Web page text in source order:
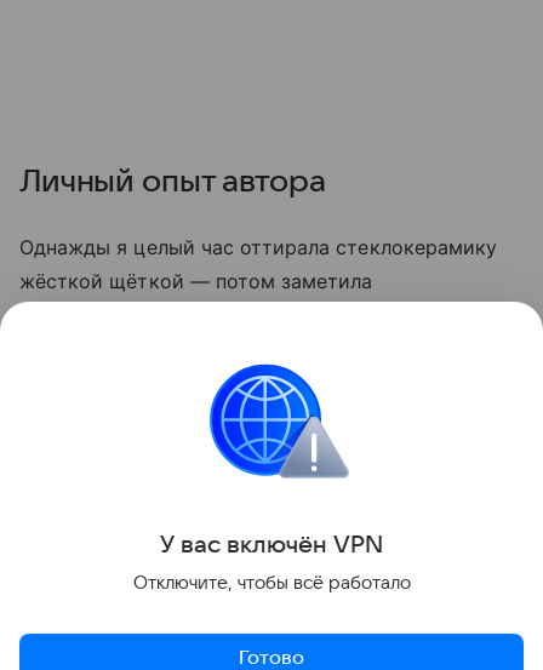
Личный опыт автора
Однажды я целый час оттирала стеклокерамику
жёсткой щёткой — потом заметила
стороной губки и содой. Теперь плита выглядит
опрятно даже после самых «бурных» блюд.
У вас включён VPN
Отключите, чтобы всё работало
Готово